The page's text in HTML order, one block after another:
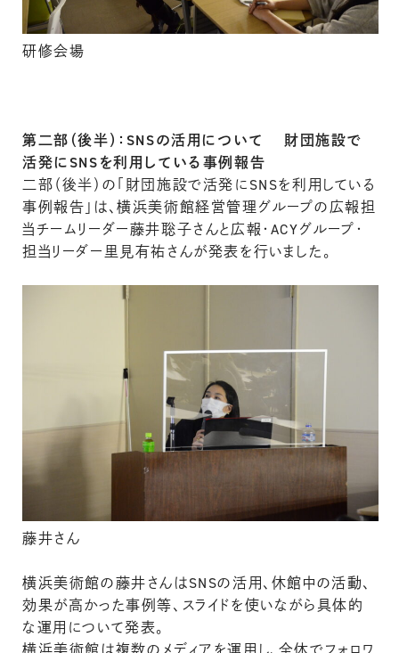
研修会場
第二部（後半）：SNSの活用について 財団施設で
活発にSNSを利用している事例報告
二部（後半）の「財団施設で活発にSNSを利用している
事例報告」は、横浜美術館経営管理グループの広報担
当チームリーダー藤井聡子さんと広報・ACYグループ・
担当リーダー里見有祐さんが発表を行いました。
藤井さん
横浜美術館の藤井さんはSNSの活用、休館中の活動、
効果が高かった事例等、スライドを使いながら具体的
な運用について発表。